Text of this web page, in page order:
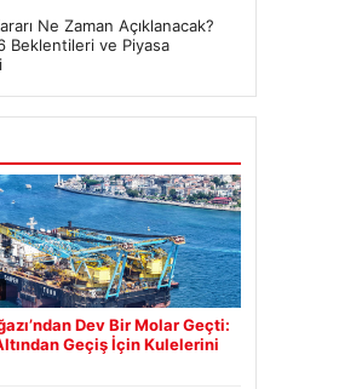
Ne Zaman Açıklanacak?
Beklentileri ve Piyasa
Dev Bir Molar Geçti:
Geçiş İçin Kulelerini